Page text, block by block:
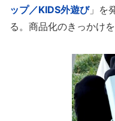
ップ／KIDS外遊び」を
る。商品化のきっかけ